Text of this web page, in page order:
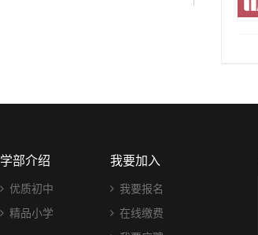
学部介绍
优质初中
精品小学
我要加入
我要报名
在线缴费